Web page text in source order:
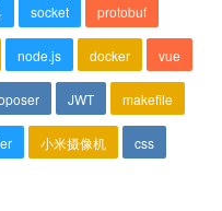
socket protobuf
node.js docker vue
JWT makefile
小米摄像机 css